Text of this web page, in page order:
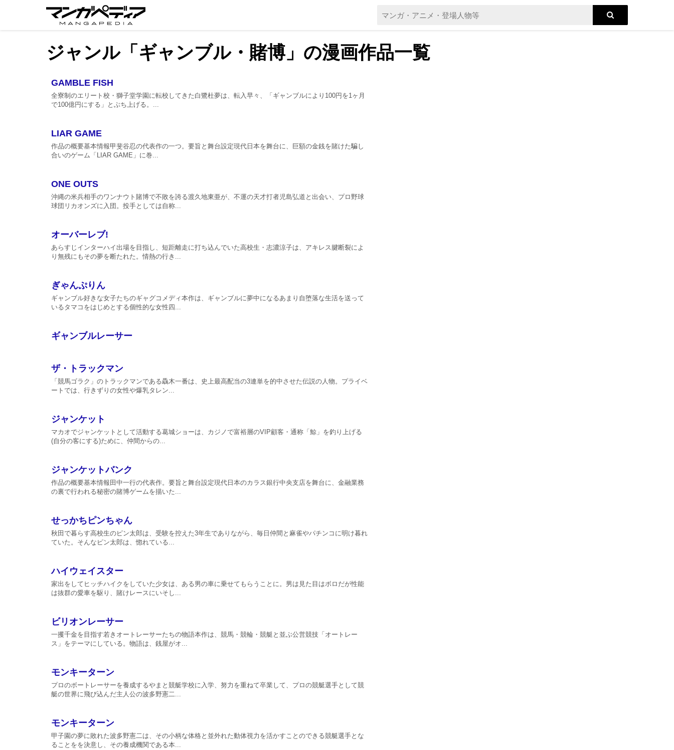
ジャンル「ギャンブル・賭博」の漫画作品一覧
GAMBLE FISH
全寮制のエリート校・獅子堂学園に転校してきた白鷺杜夢は、転入早々、「ギャンブルにより100円を1ヶ月
で100億円にする」とぶち上げる。...
LIAR GAME
作品の概要基本情報甲斐谷忍の代表作の一つ。要旨と舞台設定現代日本を舞台に、巨額の金銭を賭けた騙し
合いのゲーム「LIAR GAME」に巻...
ONE OUTS
沖縄の米兵相手のワンナウト賭博で不敗を誇る渡久地東亜が、不運の天才打者児島弘道と出会い、プロ野球
球団リカオンズに入団。投手としては自称...
オーバーレブ!
あらすじインターハイ出場を目指し、短距離走に打ち込んでいた高校生・志濃涼子は、アキレス腱断裂によ
り無残にもその夢を断たれた。情熱の行き...
ぎゃんぷりん
ギャンブル好きな女子たちのギャグコメディ本作は、ギャンブルに夢中になるあまり自堕落な生活を送って
いるタマコをはじめとする個性的な女性四...
ギャンブルレーサー
ザ・トラックマン
「競馬ゴラク」のトラックマンである驫木一番は、史上最高配当の3連単を的中させた伝説の人物。プライベ
ートでは、行きずりの女性や爆乳タレン...
ジャンケット
マカオでジャンケットとして活動する葛城ショーは、カジノで富裕層のVIP顧客・通称「鯨」を釣り上げる
(自分の客にする)ために、仲間からの...
ジャンケットバンク
作品の概要基本情報田中一行の代表作。要旨と舞台設定現代日本のカラス銀行中央支店を舞台に、金融業務
の裏で行われる秘密の賭博ゲームを描いた...
せっかちピンちゃん
秋田で暮らす高校生のピン太郎は、受験を控えた3年生でありながら、毎日仲間と麻雀やパチンコに明け暮れ
ていた。そんなピン太郎は、惚れている...
ハイウェイスター
家出をしてヒッチハイクをしていた少女は、ある男の車に乗せてもらうことに。男は見た目はボロだが性能
は抜群の愛車を駆り、賭けレースにいそし...
ビリオンレーサー
一攫千金を目指す若きオートレーサーたちの物語本作は、競馬・競輪・競艇と並ぶ公営競技「オートレー
ス」をテーマにしている。物語は、銭屋がオ...
モンキーターン
プロのボートレーサーを養成するやまと競艇学校に入学、努力を重ねて卒業して、プロの競艇選手として競
艇の世界に飛び込んだ主人公の波多野憲二...
モンキーターン
甲子園の夢に敗れた波多野憲二は、その小柄な体格と並外れた動体視力を活かすことのできる競艇選手とな
ることをを決意し、その養成機関である本...